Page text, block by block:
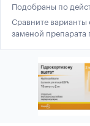
Подобраны по
Сравните варианты
заменой препарата